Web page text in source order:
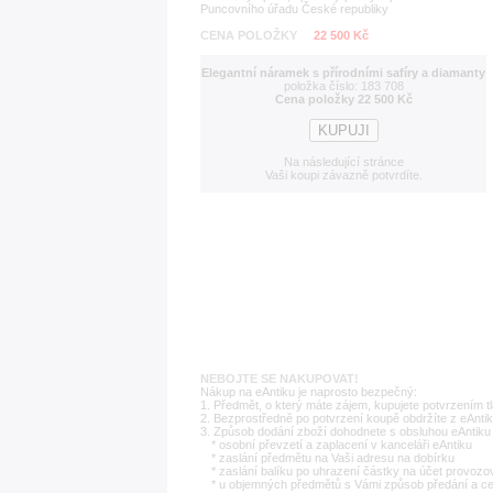
Puncovního úřadu České republiky
CENA POLOŽKY
22 500 Kč
Elegantní náramek s přírodními safíry a diamanty
položka číslo: 183 708
Cena položky 22 500 Kč
Na následující stránce
Vaši koupi závazně potvrdíte.
NEBOJTE SE NAKUPOVAT!
Nákup na eAntiku je naprosto bezpečný:
1. Předmět, o který máte zájem, kupujete potvrzením
2. Bezprostředně po potvrzení koupě obdržíte z
3. Způsob dodání zboží dohodnete s obsluhou
* osobní převzetí a zaplacení v kanceláři eAntiku
* zaslání předmětu na Vaši adresu na dobírku
* zaslání balíku po uhrazení částky na účet
* u objemných předmětů s Vámi způsob předání a